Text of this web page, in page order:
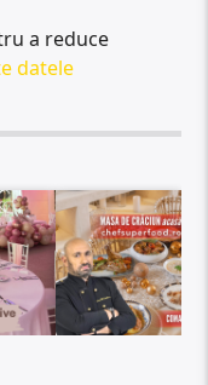
a reduce
datele